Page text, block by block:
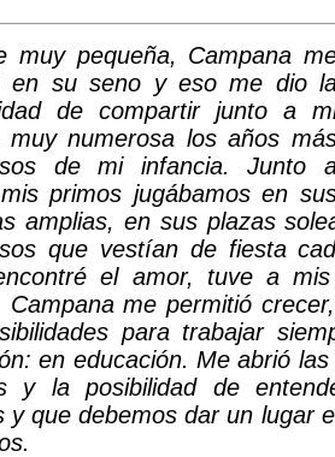
muy pequeña, Campana
en su seno y eso me dio
de compartir junto a
muy numerosa los años
de mi infancia. Junto
primos jugábamos en
amplias, en sus plazas
que vestían de fiesta
el amor, tuve a
Campana me permitió
para trabajar
en educación. Me abrió
y la posibilidad de
y que debemos dar un lugar